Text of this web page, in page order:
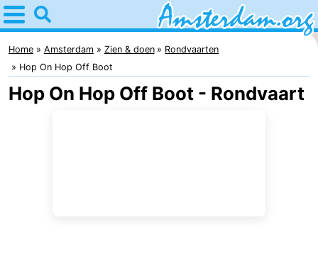
Home
Amsterdam
Reisplan
Home Amsterdam Zien & doen
Rondvaarten
Hop On Hop Off Boot
Hop On Hop Off Boot - Rondvaart